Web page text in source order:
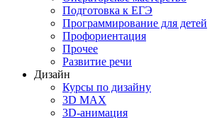
Подготовка к ЕГЭ
Программирование для детей
Профориентация
Прочее
Развитие речи
Дизайн
Курсы по дизайну
3D MAX
3D-анимация